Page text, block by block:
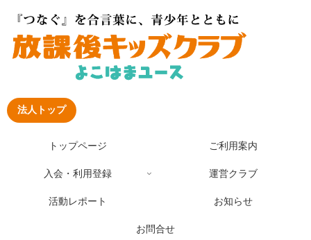
法人トップ
トップページ ご利用案内
入会・利用登録 運営クラブ
活動レポート お知らせ
お問合せ